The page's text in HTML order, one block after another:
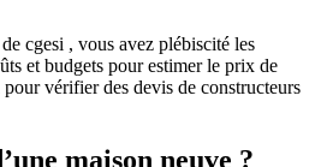
cgesi , vous avez plébiscité les
et budgets pour estimer le prix de
vérifier des devis de constructeurs
maison neuve ?